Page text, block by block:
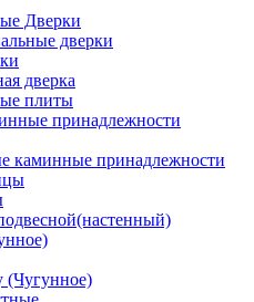
Дверки
дверки
дверка
плиты
принадлежности
каминные принадлежности
(Чугунное)